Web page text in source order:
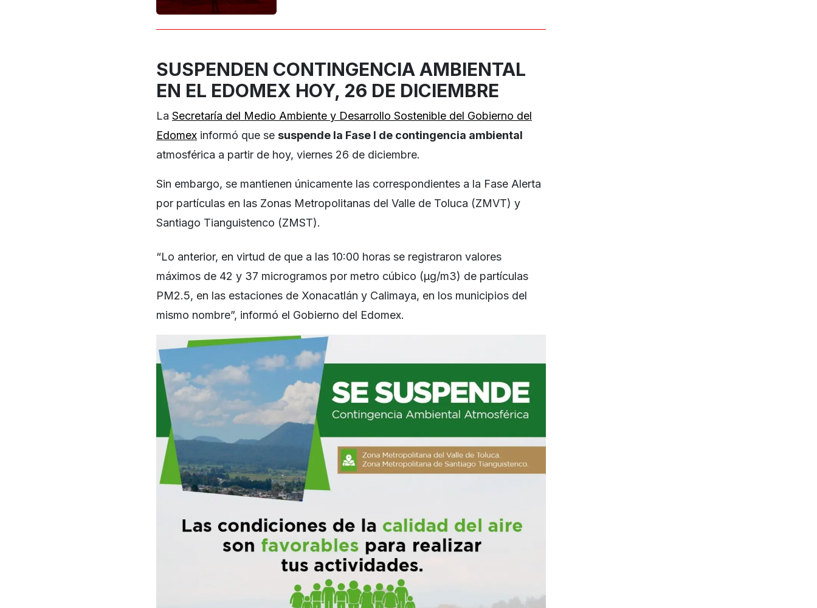
SUSPENDEN CONTINGENCIA AMBIENTAL
EN EL EDOMEX HOY, 26 DE DICIEMBRE
La Secretaría del Medio Ambiente y Desarrollo Sostenible del Gobierno del
Edomex informó que se suspende la Fase I de contingencia ambiental
atmosférica a partir de hoy, viernes 26 de diciembre.
Sin embargo, se mantienen únicamente las correspondientes a la Fase Alerta
por partículas en las Zonas Metropolitanas del Valle de Toluca (ZMVT) y
Santiago Tianguistenco (ZMST).
“Lo anterior, en virtud de que a las 10:00 horas se registraron valores
máximos de 42 y 37 microgramos por metro cúbico (µg/m3) de partículas
PM2.5, en las estaciones de Xonacatlán y Calimaya, en los municipios del
mismo nombre”, informó el Gobierno del Edomex.